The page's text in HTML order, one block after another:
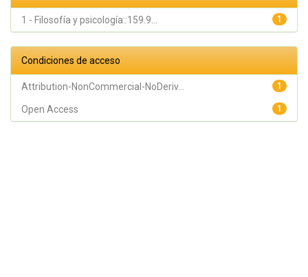
1
1 - Filosofía y psicología::159.9...
Condiciones de acceso
1
Attribution-NonCommercial-NoDeriv...
1
Open Access